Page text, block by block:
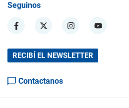
Seguinos
RECIBÍ EL NEWSLETTER
Contactanos